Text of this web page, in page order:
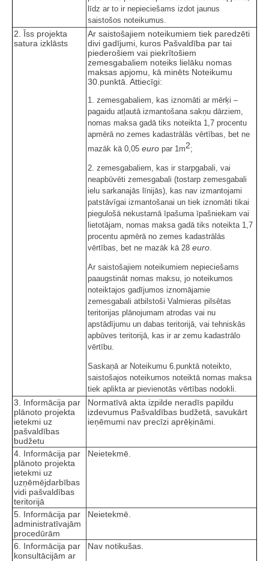
līdz ar to ir nepieciešams izdot jaunus
saistošos noteikumus.
2. Īss projekta
satura izklāsts
Ar saistošajiem noteikumiem tiek paredzēti
divi gadījumi, kuros Pašvaldība par tai
piederošiem vai piekrītošiem
zemesgabaliem noteiks lielāku nomas
maksas apjomu, kā minēts Noteikumu
30.punktā. Attiecīgi:
1. zemesgabaliem, kas iznomāti ar mērķi –
pagaidu atļautā izmantošana sakņu dārziem,
nomas maksa gadā tiks noteikta 1,7 procentu
apmērā no zemes kadastrālās vērtības, bet ne
mazāk kā 0,05 euro par 1m2;
2. zemesgabaliem, kas ir starpgabali, vai
neapbūvēti zemesgabali (tostarp zemesgabali
ielu sarkanajās līnijās), kas nav izmantojami
patstāvīgai izmantošanai un tiek iznomāti tikai
piegulošā nekustamā īpašuma īpašniekam vai
lietotājam, nomas maksa gadā tiks noteikta 1,7
procentu apmērā no zemes kadastrālās
vērtības, bet ne mazāk kā 28 euro
Ar saistošajiem noteikumiem nepieciešams
paaugstināt nomas maksu, jo noteikumos
noteiktajos gadījumos iznomājamie
zemesgabali atbilstoši Valmieras pilsētas
teritorijas plānojumam atrodas vai nu
apstādījumu un dabas teritorijā, vai tehniskās
apbūves teritorijā, kas ir ar zemu kadastrālo
vērtību.
Saskaņā ar Noteikumu 6.punktā noteikto,
saistošajos noteikumos noteiktā nomas maksa
tiek aplikta ar pievienotās vērtības nodokli.
3. Informācija par
plānoto projekta
ietekmi uz
pašvaldības
budžetu
Normatīvā akta izpilde neradīs papildu
izdevumus Pašvaldības budžetā, savukārt
ieņēmumi nav precīzi aprēķināmi.
4. Informācija par
plānoto projekta
ietekmi uz
uzņēmējdarbības
vidi pašvaldības
teritorijā
Neietekmē.
5. Informācija par
administratīvajām
procedūrām
Neietekmē.
6. Informācija par
konsultācijām ar
Nav notikušas.